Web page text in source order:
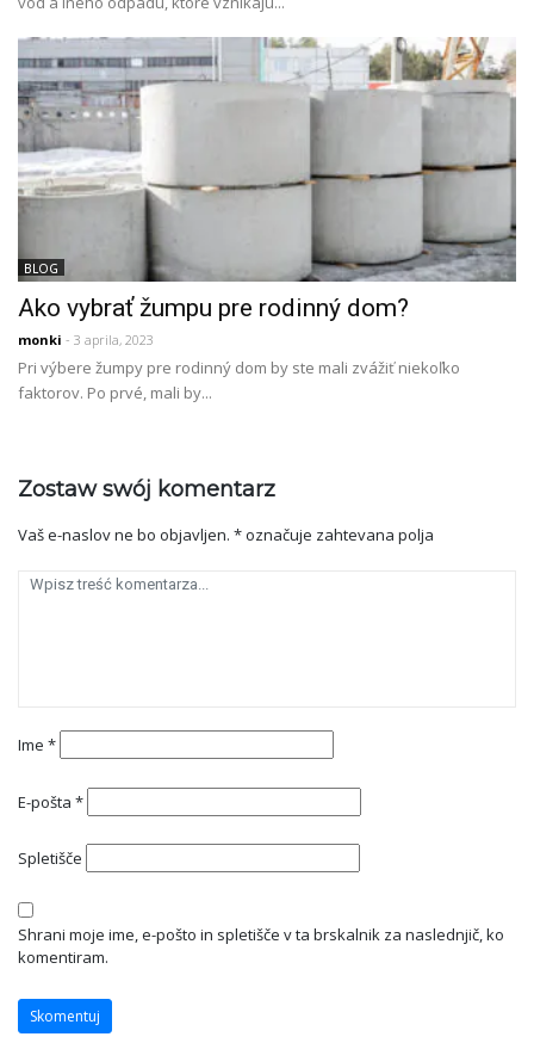
BLOG
Ako vybrať žumpu pre rodinný dom?
monki - 3 aprila, 2023
Pri výbere žumpy pre rodinný dom by ste mali zvážiť niekoľko
faktorov. Po prvé, mali by...
Zostaw swój komentarz
Vaš e-naslov ne bo objavljen. *označuje zahtevana polja
Ime *
E-pošta *
Spletišče
Shrani moje ime, e-pošto in spletišče v ta brskalnik za naslednjič, ko
komentiram.